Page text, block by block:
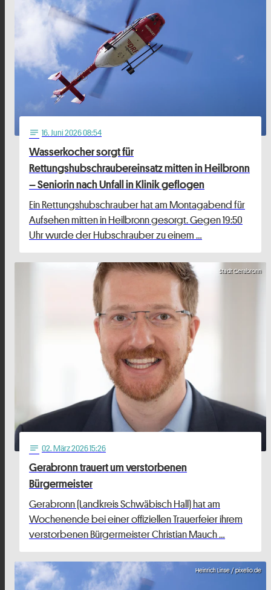
notes 16. Juni 2026 08:54
Wasserkocher sorgt für
Rettungshubschraubereinsatz mitten in Heilbronn
– Seniorin nach Unfall in Klinik geflogen
Ein Rettungshubschrauber hat am Montagabend für
Aufsehen mitten in Heilbronn gesorgt. Gegen 19:50
Uhr wurde der Hubschrauber zu einem …
Stadt Gerabronn
notes 02. März 2026 15:26
Gerabronn trauert um verstorbenen
Bürgermeister
Gerabronn (Landkreis Schwäbisch Hall) hat am
Wochenende bei einer offiziellen Trauerfeier ihrem
verstorbenen Bürgermeister Christian Mauch …
Heinrich Linse / pixelio.de